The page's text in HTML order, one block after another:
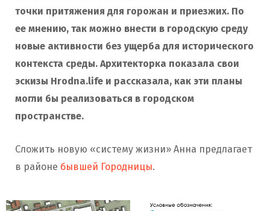
точки притяжения для горожан и приезжих. По
ее мнению, так можно внести в городскую среду
новые активности без ущерба для исторического
контекста среды. Архитекторка показала свои
эскизы Hrodna.life и рассказала, как эти планы
могли бы реализоваться в городском
пространстве.
Сложить новую «систему жизни» Анна предлагает
в районе бывшей Городницы.